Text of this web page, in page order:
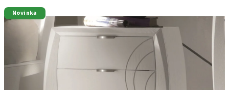
produktu
je
0,0
z
5
Novinka